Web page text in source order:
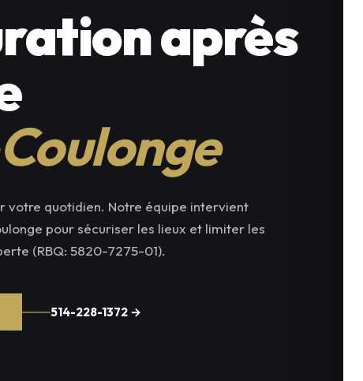
après
votre quotidien. Notre équipe intervient
pour sécuriser les lieux et limiter les
(RBQ: 5820-7275-01).
514-228-1372 →